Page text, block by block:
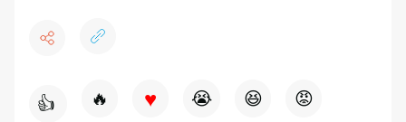
👍 🔥 ♥ 😭 😆 😡